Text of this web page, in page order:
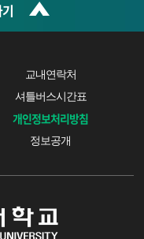
교내연락처
셔틀버스시간표
개인정보처리방침
정보공개